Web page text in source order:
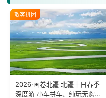
散客拼团
2026·画卷北疆 北疆十日春季
深度游 小车拼车、纯玩无购